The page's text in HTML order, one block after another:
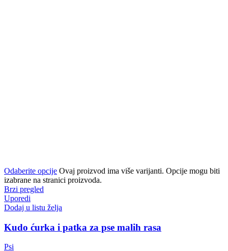
Odaberite opcije Ovaj proizvod ima više varijanti. Opcije mogu biti
izabrane na stranici proizvoda.
Brzi pregled
Uporedi
Dodaj u listu želja
Kudo ćurka i patka za pse malih rasa
Psi